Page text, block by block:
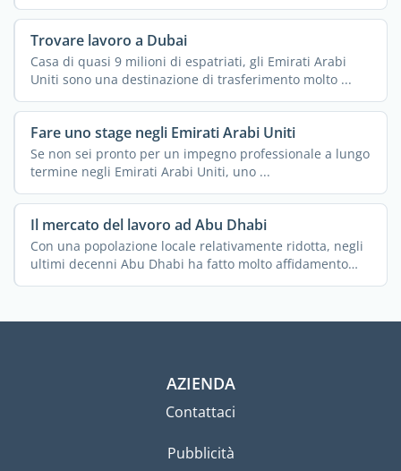
Trovare lavoro a Dubai
Casa di quasi 9 milioni di espatriati, gli Emirati Arabi
Uniti sono una destinazione di trasferimento molto ...
Fare uno stage negli Emirati Arabi Uniti
Se non sei pronto per un impegno professionale a lungo
termine negli Emirati Arabi Uniti, uno ...
Il mercato del lavoro ad Abu Dhabi
Con una popolazione locale relativamente ridotta, negli
ultimi decenni Abu Dhabi ha fatto molto affidamento
sulla ...
AZIENDA
Contattaci
Pubblicità